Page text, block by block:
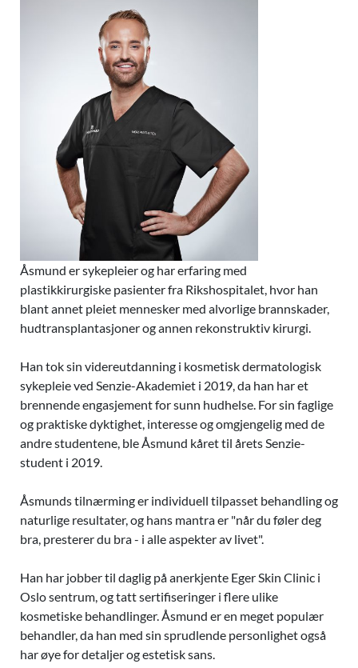
Åsmund er sykepleier og har erfaring med
plastikkirurgiske pasienter fra Rikshospitalet, hvor han
blant annet pleiet mennesker med alvorlige brannskader,
hudtransplantasjoner og annen rekonstruktiv kirurgi.
Han tok sin videreutdanning i kosmetisk dermatologisk
sykepleie ved Senzie-Akademiet i 2019, da han har et
brennende engasjement for sunn hudhelse. For sin faglige
og praktiske dyktighet, interesse og omgjengelig med de
andre studentene, ble Åsmund kåret til årets Senzie-
student i 2019.
Åsmunds tilnærming er individuell tilpasset behandling og
naturlige resultater, og hans mantra er "når du føler deg
bra, presterer du bra - i alle aspekter av livet".
Han har jobber til daglig på anerkjente Eger Skin Clinic i
Oslo sentrum, og tatt sertifiseringer i flere ulike
kosmetiske behandlinger. Åsmund er en meget populær
behandler, da han med sin sprudlende personlighet også
har øye for detaljer og estetisk sans.